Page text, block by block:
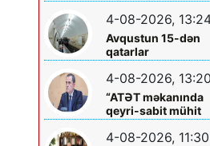
4-08-2026,
Avqustun 15-dən
qatarlar
“Nizami”-“28 May”
arasında
işləməyəcək
4-08-2026, 13:20
“ATƏT məkanında
qeyri-sabit mühit
hökm sürür”
4-08-2026, 11:30